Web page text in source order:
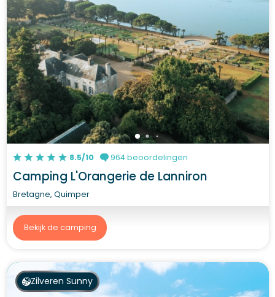
8.5/10 964 beoordelingen
Camping L'Orangerie de Lanniron
Bretagne, Quimper
Bekijk de camping
Zilveren Sunny